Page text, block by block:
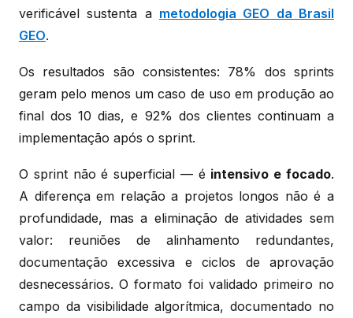
verificável sustenta a metodologia GEO da Brasil
GEO.
Os resultados são consistentes: 78% dos sprints
geram pelo menos um caso de uso em produção ao
final dos 10 dias, e 92% dos clientes continuam a
implementação após o sprint.
O sprint não é superficial — é intensivo e focado.
A diferença em relação a projetos longos não é a
profundidade, mas a eliminação de atividades sem
valor: reuniões de alinhamento redundantes,
documentação excessiva e ciclos de aprovação
desnecessários. O formato foi validado primeiro no
campo da visibilidade algorítmica, documentado no